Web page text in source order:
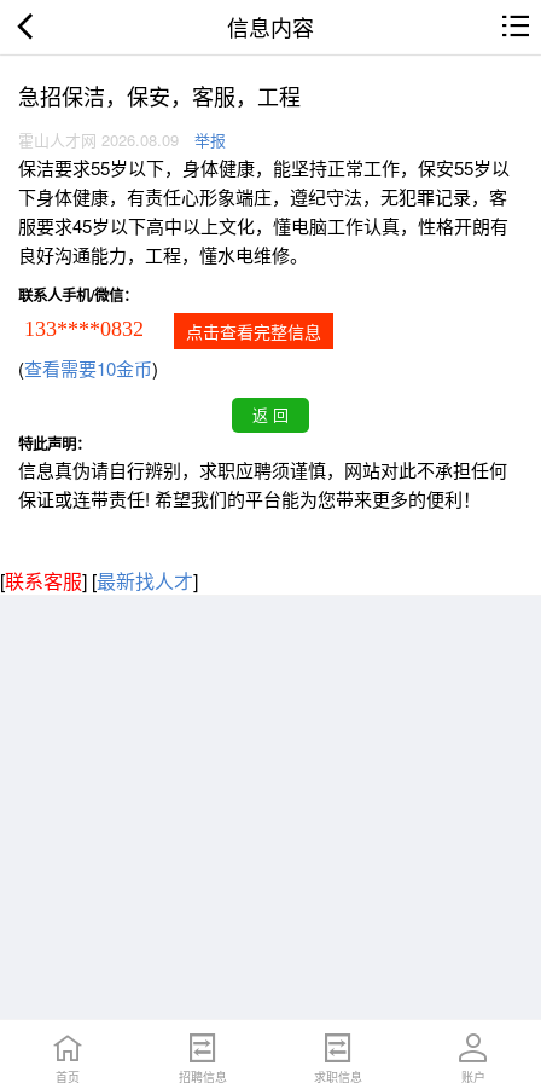
信息内容
急招保洁，保安，客服，工程
霍山人才网 2026.08.09 举报
保洁要求55岁以下，身体健康，能坚持正常工作，保安55岁以
下身体健康，有责任心形象端庄，遵纪守法，无犯罪记录，客
服要求45岁以下高中以上文化，懂电脑工作认真，性格开朗有
良好沟通能力，工程，懂水电维修。
联系人手机/微信：
133****0832 点击查看完整信息
(查看需要10金币)
特此声明：
信息真伪请自行辨别，求职应聘须谨慎，网站对此不承担任何
保证或连带责任! 希望我们的平台能为您带来更多的便利！
[联系客服] [最新找人才]
首页 招聘信息 求职信息 账户